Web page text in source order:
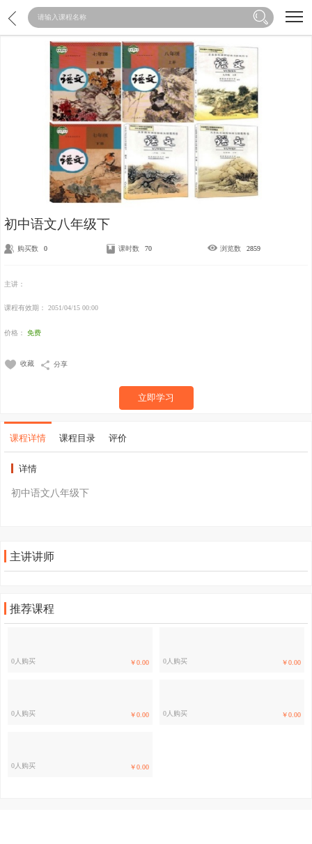
加载中...
初中语文八年级下
购买数 0 课时数 70 浏览数 2859
主讲：
课程有效期： 2051/04/15 00:00
价格： 免费
收藏 分享
立即学习
课程详情 课程目录 评价
详情
初中语文八年级下
主讲讲师
推荐课程
￥0.00
0人购买 ￥0.00
0人购买
￥0.00
0人购买 ￥0.00
0人购买
￥0.00
0人购买